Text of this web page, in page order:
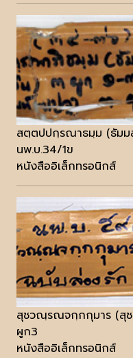
สตฺตปปกฺรณาธมฺม (ธัม
นพ.บ.34/1ข
หนังสืออิเล็กทรอนิกส์
สุชวณฺรณจกฺกกุมาร (สุ
ผูก3
หนังสืออิเล็กทรอนิกส์